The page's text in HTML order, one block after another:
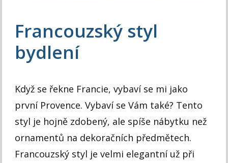
Francouzský styl
bydlení
Když se řekne Francie, vybaví se mi jako
první Provence. Vybaví se Vám také? Tento
styl je hojně zdobený, ale spíše nábytku než
ornamentů na dekoračních předmětech.
Francouzský styl je velmi elegantní už při